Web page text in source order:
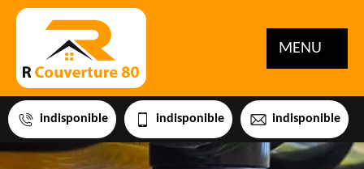
MENU
indisponible indisponible indisponible